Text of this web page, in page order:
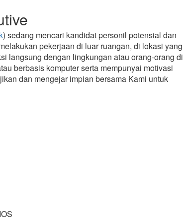
) sedang mencari kandidat personil potensial dan
pekerjaan di luar ruangan, di lokasi yang
langsung dengan lingkungan atau orang-orang di
berbasis komputer serta mempunyai motivasi
dan mengejar impian bersama Kami untuk